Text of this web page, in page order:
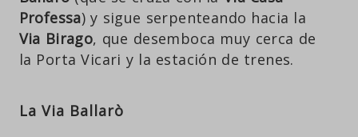
Professa) y sigue serpenteando hacia la
Via Birago, que desemboca muy cerca de
la Porta Vicari y la estación de trenes.
La Via Ballarò